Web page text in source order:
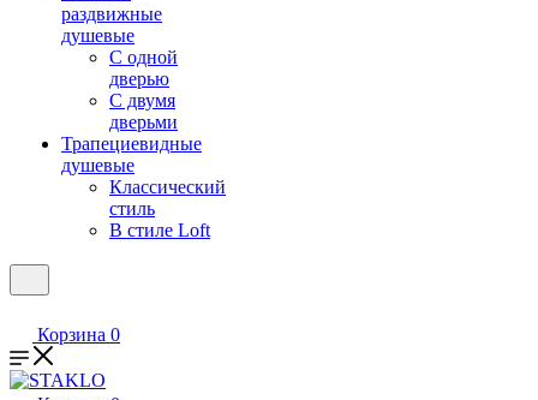
раздвижные
душевые
С одной
дверью
С двумя
дверьми
Трапециевидные
душевые
Классический
стиль
В стиле Loft
Корзина 0